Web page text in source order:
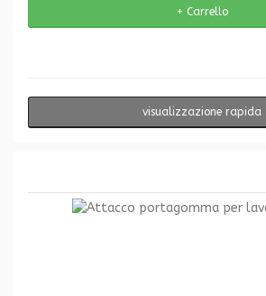
visualizzazione rapida